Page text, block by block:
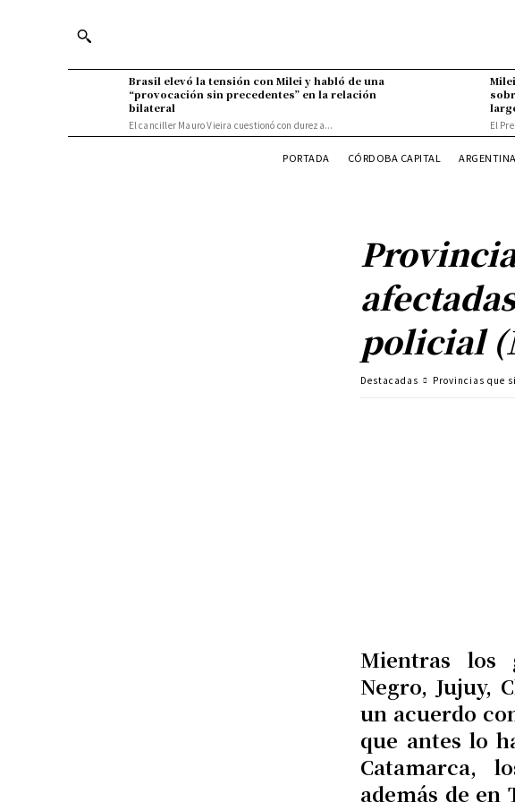
Brasil elevó la tensión con Milei y habló de una
“provocación sin precedentes” en la relación
bilateral
El canciller Mauro Vieira cuestionó con dureza... El
PORTADA CÓRDOBA CAPITAL ARGENTINA
policial
Destacadas Provincias que
Mientras los
Negro, Jujuy,
un acuerdo
que antes lo
Catamarca,
además de en